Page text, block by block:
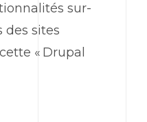
sur-
des sites
« Drupal